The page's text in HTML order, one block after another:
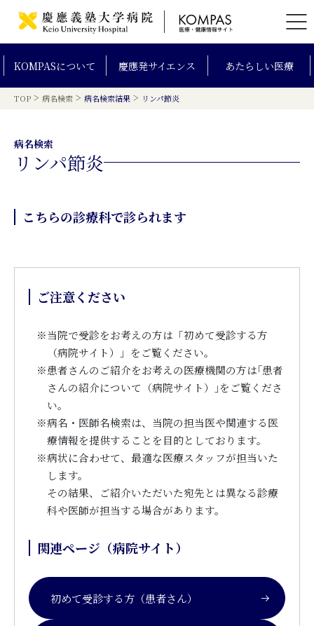
KOMPASについて 慶應発サイエンス あたらしい医療
TOP > 病名検索 > 病名検索結果 > リンパ節炎
病名検索
リンパ節炎
こちらの診療科で診られます
ご注意ください
※当院で受診をお考えの方は「初めて受診する方
（病院サイト）」をご覧ください。
※患者さんのご紹介をお考えの医療機関の方は｢患者
さんの紹介について（病院サイト）｣をご覧くださ
い。
※病名・医師名検索は、当院の担当医や関連する医
療情報を提供することを目的としております。
※病状に合わせて、最適な医療スタッフが担当いた
します。
その結果、ご紹介いただいた宛先とは異なる診療
科や医師が担当する場合があります。
関連ページ（病院サイト）
初めて受診する方（患者さん）